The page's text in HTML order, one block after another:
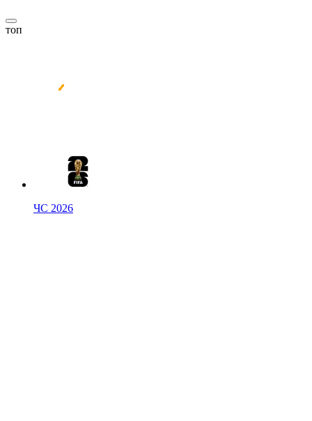
топ
ЧС 2026